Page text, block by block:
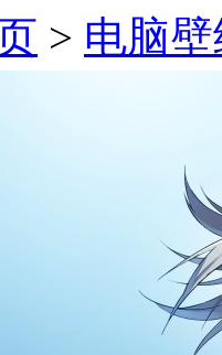
> 电脑